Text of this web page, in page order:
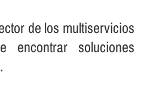
de los multiservicios
encontrar soluciones